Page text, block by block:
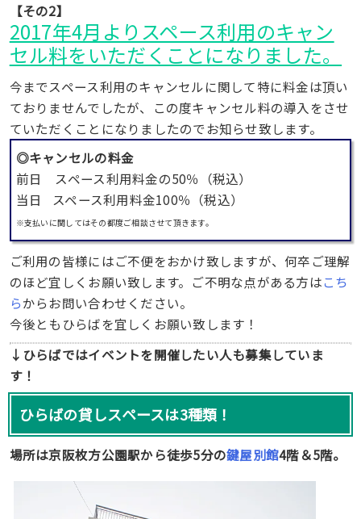
【その2】
2017年4月よりスペース利用のキャン
セル料をいただくことになりました。
今までスペース利用のキャンセルに関して特に料金は頂い
ておりませんでしたが、この度キャンセル料の導入をさせ
ていただくことになりましたのでお知らせ致します。
◎キャンセルの料金
前日 スペース利用料金の50％（税込）
当日 スペース利用料金100％（税込）
※支払いに関してはその都度ご相談させて頂きます。
ご利用の皆様にはご不便をおかけ致しますが、何卒ご理解
のほど宜しくお願い致します。ご不明な点がある方はこち
らからお問い合わせください。
今後ともひらばを宜しくお願い致します！
↓ひらばではイベントを開催したい人も募集していま
す！
ひらばの貸しスペースは3種類！
場所は京阪枚方公園駅から徒歩5分の鍵屋別館4階＆5階。